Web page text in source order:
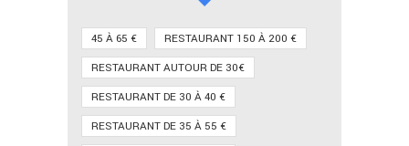
45 À 65 €
RESTAURANT 150 À 200 €
RESTAURANT AUTOUR DE 30€
RESTAURANT DE 30 À 40 €
RESTAURANT DE 35 À 55 €